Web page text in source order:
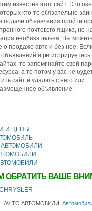
известен этот сайт. Это
кто-то обязательно
подачи объявления пройти
почтового ящика, но
необязательна, Вы
о продаже авто и без нее.
и регистрируетесь
то запоминайте свой
а то потом у вас не
сайт и удалить с него или
объявление.
И ЦЕНЫ
ОБРАТИТЬ ВАШЕ
CHRYSLER
AVITO АВТОМОБИЛИ,